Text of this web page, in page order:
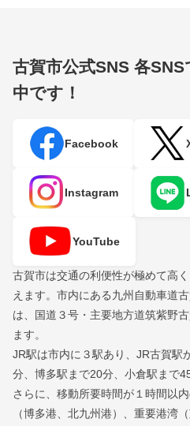
古賀市公式SNS 各SNS
中です！
Facebook
Instagram
YouTube
古賀市は交通の利便性が極めて高
えます。市内にある九州自動車道
は、国道３号・主要地方道筑紫野
ます。
JR駅は市内に３駅あり、JR古賀駅
分、博多駅まで20分、小倉駅まで
さらに、移動所要時間が１時間以
（博多港、北九州港）、重要港湾